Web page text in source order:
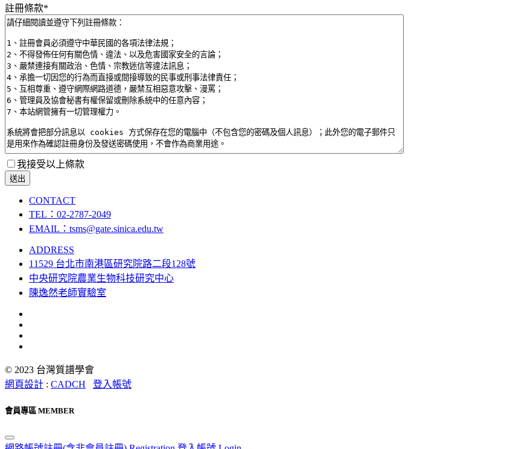
註冊條款*
我接受以上條款
送出
CONTACT
TEL：02-2787-2049
EMAIL：tsms@gate.sinica.edu.tw
ADDRESS
11529 台北市南港區研究院路二段128號
中央研究院農業生物科技研究中心
陳逸然老師實驗室
© 2023 台灣質譜學會
網頁設計 : CADCH 登入帳號
會員專區 MEMBER